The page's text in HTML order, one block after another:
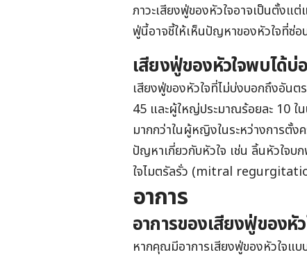
ภาวะเสียงฟู่ของหัวใจอาจเป็นตั้งแต่
ฟู่นี้อาจชี้ให้เห็นปัญหาของหัวใจที่ซ่อ
เสียงฟู่ของหัวใจพบได้บ่
เสียงฟู่ของหัวใจที่ไม่บ่งบอกถึงอันต
45 และผู้ใหญ่ประมาณร้อยละ 10 ใ
มากกว่าในผู้หญิงในระหว่างการตั้
ปัญหาเกี่ยวกับหัวใจ เช่น ลิ้นหัวใจ
ใจไมตรัลรั่ว (mitral
อาการ
อาการของเสียงฟู่ของหั
หากคุณมีอาการเสียงฟู่ของหัวใจแบ